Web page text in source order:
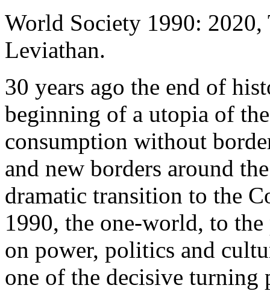
World Society 1990: 2020,
Leviathan.
30 years ago the end of
beginning of a utopia of
consumption without
and new borders around
dramatic transition to the
1990, the one-world, to the
on power, politics and
one of the decisive turning